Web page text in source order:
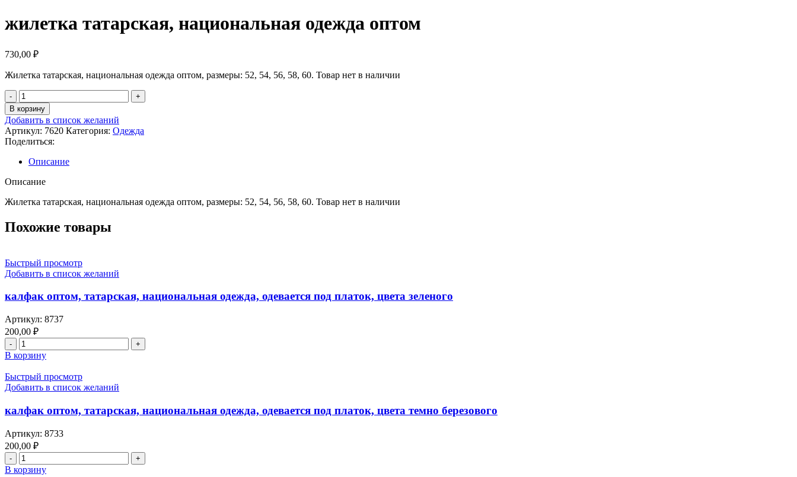
жилетка татарская, национальная одежда оптом
730,00 ₽
Жилетка татарская, национальная одежда оптом, размеры: 52, 54, 56, 58, 60. Товар нет в наличии
В корзину
Добавить в список желаний
Артикул: 7620 Категория: Одежда
Поделиться:
Описание
Описание
Жилетка татарская, национальная одежда оптом, размеры: 52, 54, 56, 58, 60. Товар нет в наличии
Похожие товары
Быстрый просмотр
Добавить в список желаний
калфак оптом, татарская, национальная одежда, одевается под платок, цвета зеленого
Артикул: 8737
200,00 ₽
В корзину
Быстрый просмотр
Добавить в список желаний
калфак оптом, татарская, национальная одежда, одевается под платок, цвета темно березового
Артикул: 8733
200,00 ₽
В корзину